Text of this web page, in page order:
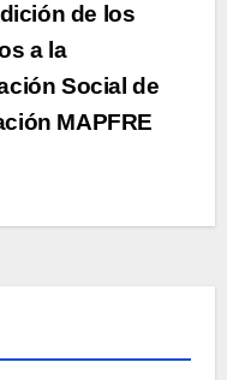
de los
a la
Social de
MAPFRE